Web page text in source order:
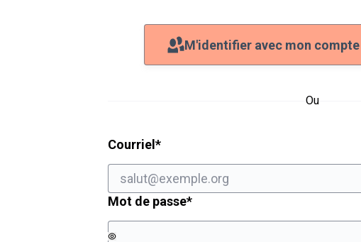
M'identifier avec mon compte
Ou
Courriel *Champ obligatoire
Mot de passe*Champ obligatoire